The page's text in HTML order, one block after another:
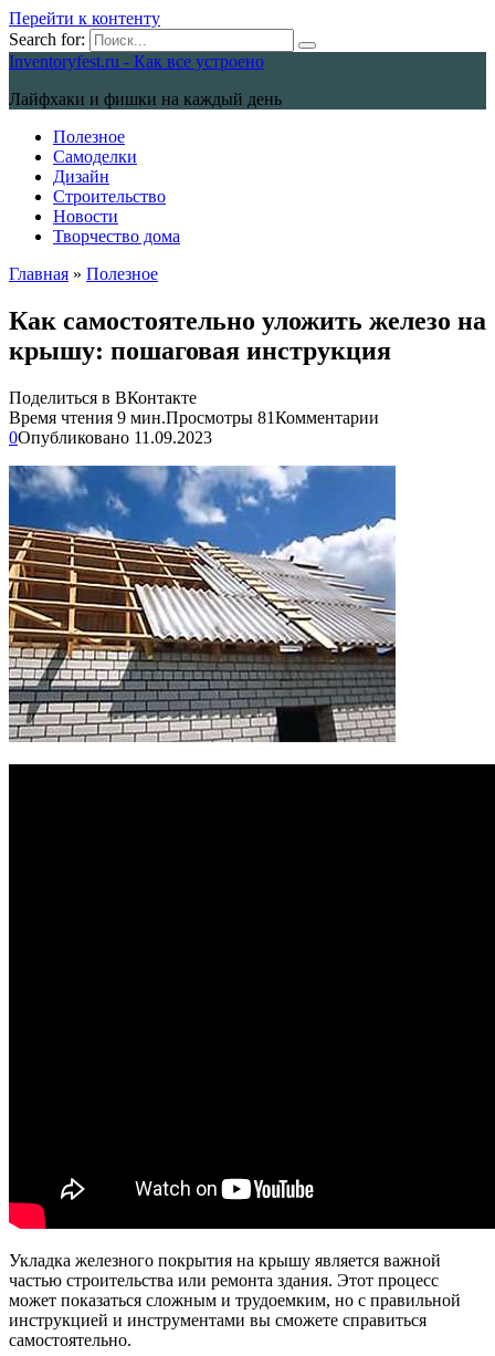
Перейти к контенту
Search for:
Inventoryfest.ru - Как все устроено
Лайфхаки и фишки на каждый день
Полезное
Самоделки
Дизайн
Строительство
Новости
Творчество дома
Главная » Полезное
Как самостоятельно уложить железо на
крышу: пошаговая инструкция
Поделиться в ВКонтакте
Время чтения 9 мин.Просмотры 81Комментарии
0Опубликовано 11.09.2023
Укладка железного покрытия на крышу является важной
частью строительства или ремонта здания. Этот процесс
может показаться сложным и трудоемким, но с правильной
инструкцией и инструментами вы сможете справиться
самостоятельно.